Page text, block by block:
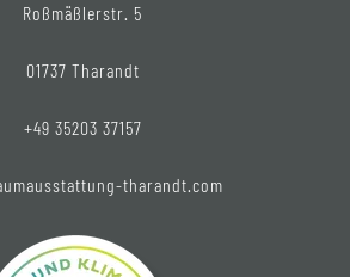
Roßmäßlerstr. 5
01737 Tharandt
+49 35203 37157
tharandt.com